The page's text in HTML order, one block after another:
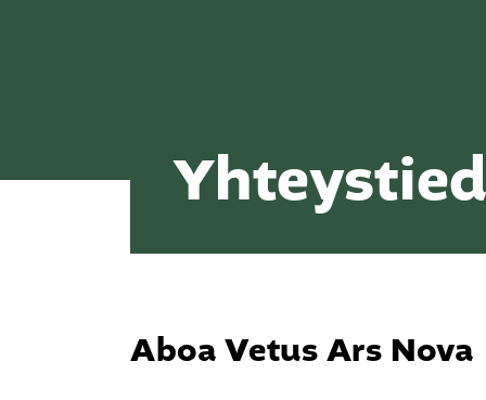
Kirjoita hakusana. Paina enter etsiäksesi.
Aboa Vetus Ars Nova